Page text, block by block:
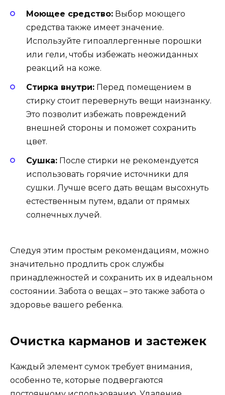
Моющее средство: Выбор моющего
средства также имеет значение.
Используйте гипоаллергенные порошки
или гели, чтобы избежать неожиданных
реакций на коже.
Стирка внутри: Перед помещением в
стирку стоит перевернуть вещи наизнанку.
Это позволит избежать повреждений
внешней стороны и поможет сохранить
цвет.
Сушка: После стирки не рекомендуется
использовать горячие источники для
сушки. Лучше всего дать вещам высохнуть
естественным путем, вдали от прямых
солнечных лучей.
Следуя этим простым рекомендациям, можно
значительно продлить срок службы
принадлежностей и сохранить их в идеальном
состоянии. Забота о вещах – это также забота о
здоровье вашего ребенка.
Очистка карманов и застежек
Каждый элемент сумок требует внимания,
особенно те, которые подвергаются